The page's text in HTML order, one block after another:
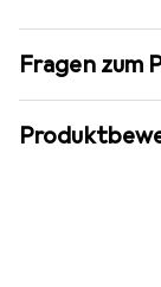
Fragen zum